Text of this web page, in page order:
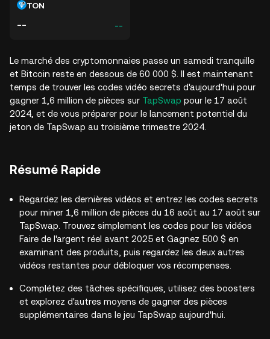
TON
-- --
Le marché des cryptomonnaies passe un samedi tranquille
et Bitcoin reste en dessous de 60 000 $. Il est maintenant
temps de trouver les codes vidéo secrets d'aujourd'hui pour
gagner 1,6 million de pièces sur TapSwap pour le 17 août
2024, et de vous préparer pour le lancement potentiel du
jeton de TapSwap au troisième trimestre 2024.
Résumé Rapide
Regardez les dernières vidéos et entrez les codes secrets
pour miner 1,6 million de pièces du 16 août au 17 août sur
TapSwap. Trouvez simplement les codes pour les vidéos
Faire de l'argent réel avant 2025 et Gagnez 500 $ en
examinant des produits, puis regardez les deux autres
vidéos restantes pour débloquer vos récompenses.
Complétez des tâches spécifiques, utilisez des boosters
et explorez d'autres moyens de gagner des pièces
supplémentaires dans le jeu TapSwap aujourd'hui.